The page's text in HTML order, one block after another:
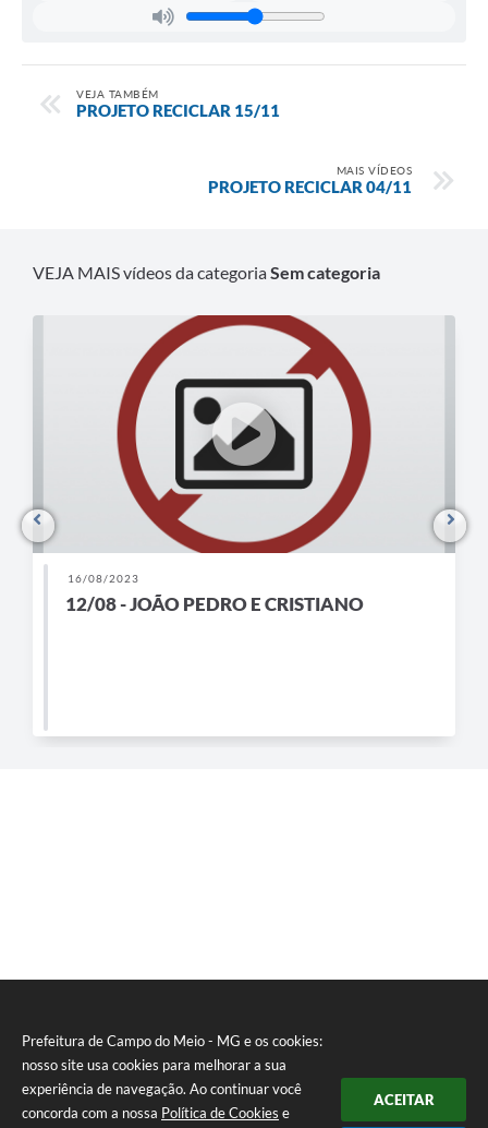
Prefeitura de Campo do Meio - MG e os cookies:
nosso site usa cookies para melhorar a sua
experiência de navegação. Ao continuar você
concorda com a nossa Política de Cookies e
ACEITAR
VEJA TAMBÉM
PROJETO RECICLAR 15/11
MAIS VÍDEOS
PROJETO RECICLAR 04/11
VEJA MAIS vídeos da categoriaSem categoria
16/08/2023
12/08 - JOÃO PEDRO E CRISTIANO